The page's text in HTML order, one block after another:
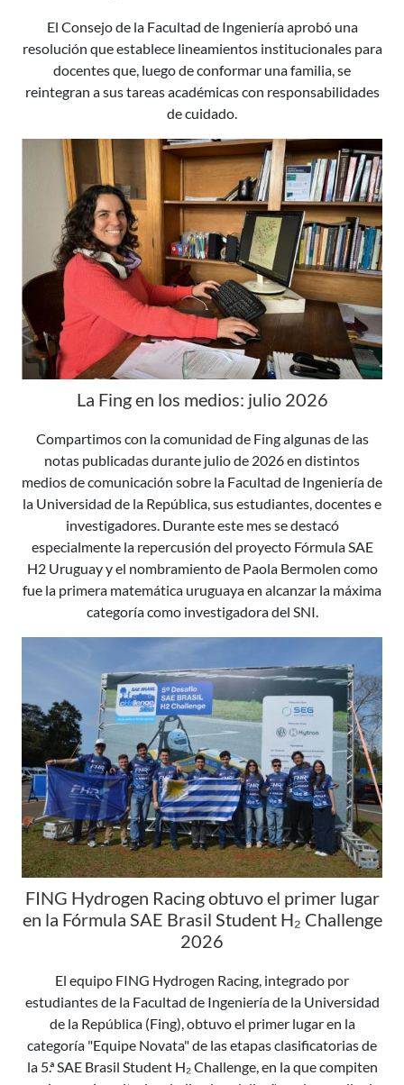
El Consejo de la Facultad de Ingeniería aprobó una
resolución que establece lineamientos institucionales para
docentes que, luego de conformar una familia, se
reintegran a sus tareas académicas con responsabilidades
de cuidado.
La Fing en los medios: julio 2026
Compartimos con la comunidad de Fing algunas de las
notas publicadas durante julio de 2026 en distintos
medios de comunicación sobre la Facultad de Ingeniería de
la Universidad de la República, sus estudiantes, docentes e
investigadores. Durante este mes se destacó
especialmente la repercusión del proyecto Fórmula SAE
H2 Uruguay y el nombramiento de Paola Bermolen como
fue la primera matemática uruguaya en alcanzar la máxima
categoría como investigadora del SNI.
FING Hydrogen Racing obtuvo el primer lugar
en la Fórmula SAE Brasil Student H₂ Challenge
2026
El equipo FING Hydrogen Racing, integrado por
estudiantes de la Facultad de Ingeniería de la Universidad
de la República (Fing), obtuvo el primer lugar en la
categoría "Equipe Novata" de las etapas clasificatorias de
la 5.ª SAE Brasil Student H₂ Challenge, en la que compiten